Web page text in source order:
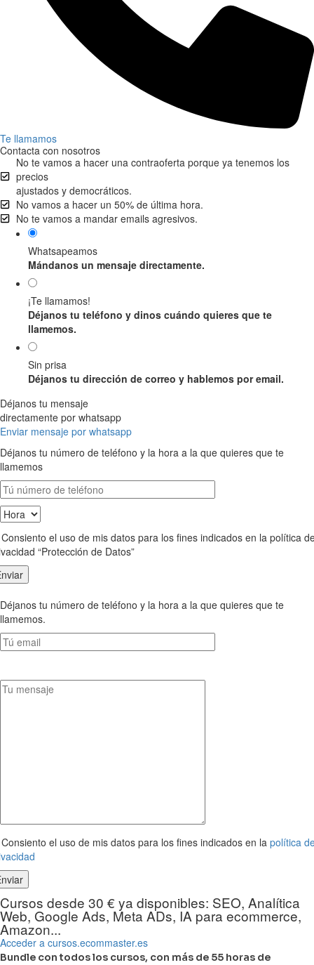
Te llamamos
Contacta con nosotros
No te vamos a hacer una contraoferta porque ya tenemos los
precios
ajustados y democráticos.
No vamos a hacer un 50% de última hora.
No te vamos a mandar emails agresivos.
Whatsapeamos
Mándanos un mensaje directamente.
¡Te llamamos!
Déjanos tu teléfono y dinos cuándo quieres que te
llamemos.
Sin prisa
Déjanos tu dirección de correo y hablemos por email.
Déjanos tu mensaje
directamente por whatsapp
Enviar mensaje por whatsapp
Déjanos tu número de teléfono y la hora a la que quieres que te
llamemos
el uso de mis datos para los fines indicados en la política
“Protección de Datos”
Déjanos tu número de teléfono y la hora a la que quieres que te
llamemos.
el uso de mis datos para los fines indicados en la política
Cursos desde 30 € ya disponibles: SEO, Analítica
Web, Google Ads, Meta ADs, IA para ecommerce,
Amazon...
Acceder a cursos.ecommaster.es
Bundle con todos los cursos, con más de 55 horas de